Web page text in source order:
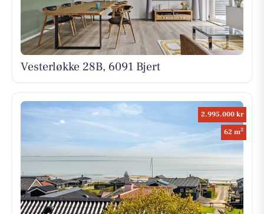
Vesterløkke 28B, 6091 Bjert
2.995.000 kr
62 m2